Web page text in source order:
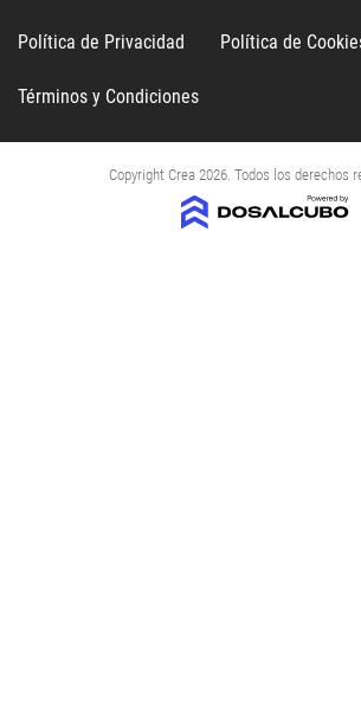
Política de Privacidad Política de
Términos y Condiciones
Copyright Crea 2026. Todos los derechos